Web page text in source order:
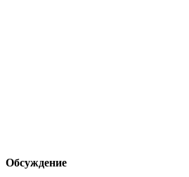
Обсуждение